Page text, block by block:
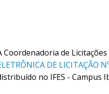
Coordenadoria de
DE LICITAÇÃO
no IFES - Campus